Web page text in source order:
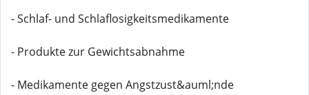
- Schlaf- und Schlaflosigkeitsmedikamente
- Produkte zur Gewichtsabnahme
- Medikamente gegen Angstzust&auml;nde